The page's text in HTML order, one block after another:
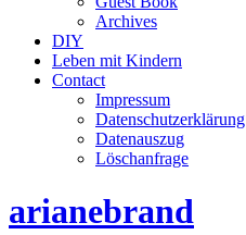
Archives
DIY
Leben mit Kindern
Contact
Impressum
Datenschutzerklärung
Datenauszug
Löschanfrage
arianebrand